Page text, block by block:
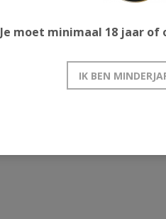
Je moet minimaal 18 jaar
IK BEN